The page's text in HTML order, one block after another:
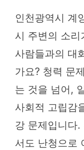
인천광역시 계
시 주변의 소
사람들과의 대
가요? 청력 문
는 것을 넘어,
사회적 고립감
강 문제입니다.
서도 난청으로